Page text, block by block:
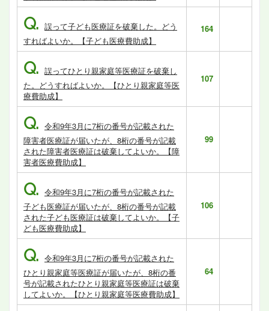
Q. 誤って子ども医療証を破棄した。どう
すればよいか。【子ども医療費助成】
164
Q. 誤ってひとり親家庭等医療証を破棄し
た。どうすればよいか。【ひとり親家庭等医
療費助成】
107
Q. 令和9年3月に7桁の番号が記載された
障害者医療証が届いたが、8桁の番号が記載
された障害者医療証は破棄してよいか。【障
害者医療費助成】
99
Q. 令和9年3月に7桁の番号が記載された
子ども医療証が届いたが、8桁の番号が記載
された子ども医療証は破棄してよいか。【子
ども医療費助成】
106
Q. 令和9年3月に7桁の番号が記載された
ひとり親家庭等医療証が届いたが、8桁の番
号が記載されたひとり親家庭等医療証は破棄
してよいか。【ひとり親家庭等医療費助成】
64